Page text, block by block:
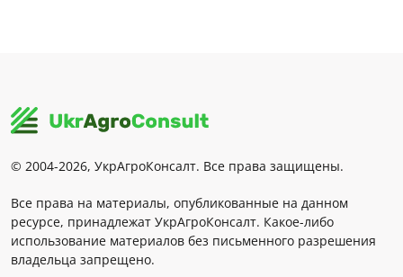
© 2004-2026, УкрАгроКонсалт. Все права защищены.
Все права на материалы, опубликованные на данном
ресурсе, принадлежат УкрАгроКонсалт. Какое-либо
использование материалов без письменного разрешения
владельца запрещено.